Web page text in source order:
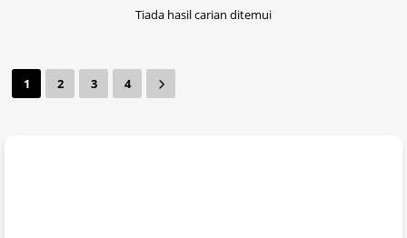
Tiada hasil carian ditemui
1 2 3 4